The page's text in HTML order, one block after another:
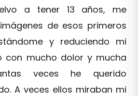
a tener 13 años, me
de esos primeros
y reduciendo mi
con mucho dolor y mucha
veces he querido
A veces ellos miraban mi